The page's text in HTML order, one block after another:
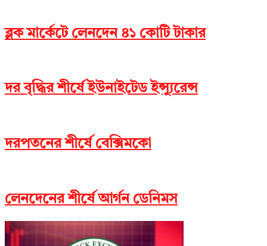
ব্লক মার্কেটে লেনদেন ৪১ কোটি টাকার
দর বৃদ্ধির শীর্ষে ইউনাইটেড ইন্স্যুরেন্স
দরপতনের শীর্ষে বেক্সিমকো
লেনদেনের শীর্ষে আর্গন ডেনিমস